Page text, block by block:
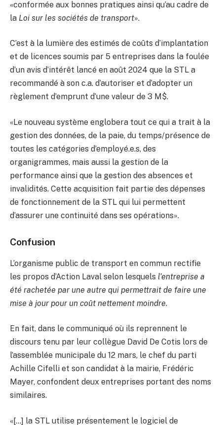
«conformée aux bonnes pratiques ainsi qu’au cadre de
la Loi sur les sociétés de transport».
C’est à la lumière des estimés de coûts d’implantation
et de licences soumis par 5 entreprises dans la foulée
d’un avis d’intérêt lancé en août 2024 que la STL a
recommandé à son c.a. d’autoriser et d’adopter un
règlement d’emprunt d’une valeur de 3 M$.
«Le nouveau système englobera tout ce qui a trait à la
gestion des données, de la paie, du temps/présence de
toutes les catégories d’employé.e.s, des
organigrammes, mais aussi la gestion de la
performance ainsi que la gestion des absences et
invalidités. Cette acquisition fait partie des dépenses
de fonctionnement de la STL qui lui permettent
d’assurer une continuité dans ses opérations».
Confusion
L’organisme public de transport en commun rectifie
les propos d’Action Laval selon lesquels l’entreprise a
été rachetée par une autre qui permettrait de faire une
mise à jour pour un coût nettement moindre.
En fait, dans le communiqué où ils reprennent le
discours tenu par leur collègue David De Cotis lors de
l’assemblée municipale du 12 mars, le chef du parti
Achille Cifelli et son candidat à la mairie, Frédéric
Mayer, confondent deux entreprises portant des noms
similaires.
«[…] la STL utilise présentement le logiciel de